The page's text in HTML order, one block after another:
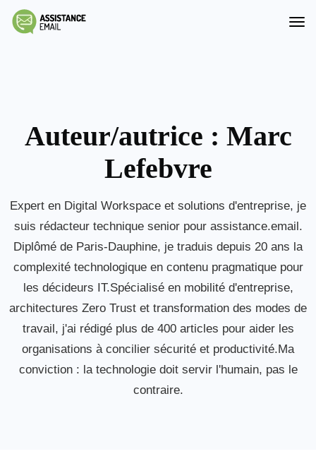
Auteur/autrice : Marc
Lefebvre
Expert en Digital Workspace et solutions d'entreprise, je
suis rédacteur technique senior pour assistance.email.
Diplômé de Paris-Dauphine, je traduis depuis 20 ans la
complexité technologique en contenu pragmatique pour
les décideurs IT.Spécialisé en mobilité d'entreprise,
architectures Zero Trust et transformation des modes de
travail, j'ai rédigé plus de 400 articles pour aider les
organisations à concilier sécurité et productivité.Ma
conviction : la technologie doit servir l'humain, pas le
contraire.